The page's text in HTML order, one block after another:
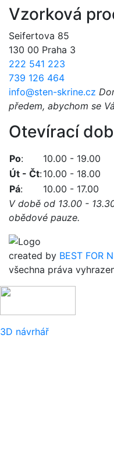
Vzorková
Seifertova 85
130 00 Praha 3
222 541 223
739 126 464
info@sten-skrine.cz
předem, abychom se
Otevírací
Po:
10.00 - 19.00
Út - Čt:10.00 - 18.00
Pá:
10.00 - 17.00
V době od 13.00 -
obědové pauze.
created by BEST FOR
všechna práva
3D návrhář